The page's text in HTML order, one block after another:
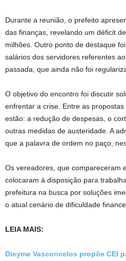
Durante a reunião, o prefeito
das finanças, revelando um déficit
milhões. Outro ponto de destaque
salários dos servidores referentes
passada, que ainda não foi
O objetivo do encontro foi discutir
enfrentar a crise. Entre as
estão: a redução de despesas, o
outras medidas de austeridade. A
que a palavra de ordem no paço,
Os vereadores, que compareceram
colocaram à disposição para
prefeitura na busca por soluções
o atual cenário de dificuldade
LEIA MAIS:
Dieyme Vasconcelos propõe CEI